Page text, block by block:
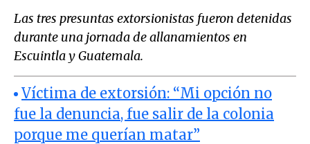
Las tres presuntas extorsionistas fueron detenidas
durante una jornada de allanamientos en
Escuintla y Guatemala.
Víctima de extorsión: “Mi opción no
fue la denuncia, fue salir de la colonia
porque me querían matar”